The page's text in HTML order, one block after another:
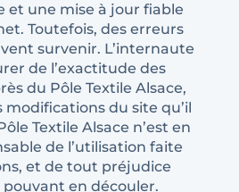
et une mise à jour fiable
Toutefois, des erreurs
survenir. L’internaute
de l’exactitude des
du Pôle Textile Alsace,
du site qu’il
Textile Alsace n’est en
de l’utilisation faite
et de tout préjudice
en découler.